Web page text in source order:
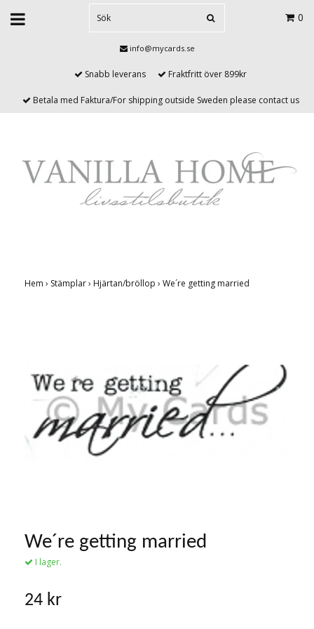
0
info@mycards.se
Snabb leverans Fraktfritt över 899kr
Betala med Faktura/For shipping outside Sweden please contact us
Hem › Stämplar› Hjärtan/bröllop › We´re getting married
We´re getting married
I lager.
24 kr